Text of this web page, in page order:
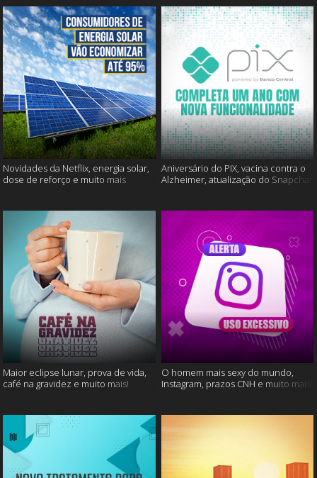
Novidades da Netflix, energia solar,
dose de reforço e muito mais
Aniversário do PIX, vacina contra o
Alzheimer, atualização do Snapchat
Maior eclipse lunar, prova de vida,
café na gravidez e muito mais!
O homem mais sexy do mundo,
Instagram, prazos CNH e muito mais!